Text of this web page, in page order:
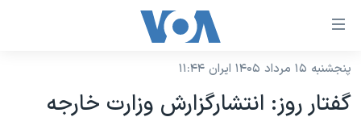
لینکهای
دسترسی
جهش
پنجشنبه ۱۵ مرداد ۱۴۰۵ ایران ۱۱:۴۴
گفتار روز: انتشارگزارش وزارت خارجه